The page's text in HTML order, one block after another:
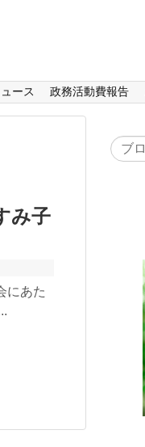
ース 政務活動費報告
み子
にあた